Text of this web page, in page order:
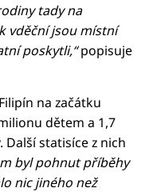
tady na
vděční jsou místní
poskytli,“popisuje
na začátku
dětem a 1,7
statisíce z nich
byl pohnut příběhy
nic jiného než